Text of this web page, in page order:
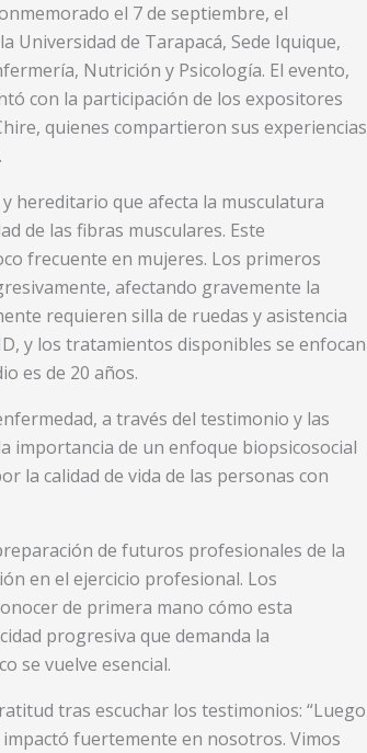
el 7 de septiembre, el
Universidad de Tarapacá, Sede Iquique,
Nutrición y Psicología. El evento,
con la participación de los expositores
quienes compartieron sus experiencias
hereditario que afecta la musculatura
de las fibras musculares. Este
frecuente en mujeres. Los primeros
afectando gravemente la
requieren silla de ruedas y asistencia
y los tratamientos disponibles se enfocan
es de 20 años.
a través del testimonio y las
importancia de un enfoque biopsicosocial
la calidad de vida de las personas con
de futuros profesionales de la
en el ejercicio profesional. Los
de primera mano cómo esta
progresiva que demanda la
se vuelve esencial.
tras escuchar los testimonios: “Luego
fuertemente en nosotros. Vimos